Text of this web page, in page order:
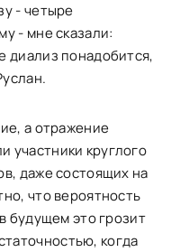
- четыре
- мне сказали:
диализ понадобится,
а отражение
участники круглого
даже состоящих на
что вероятность
будущем это грозит
когда